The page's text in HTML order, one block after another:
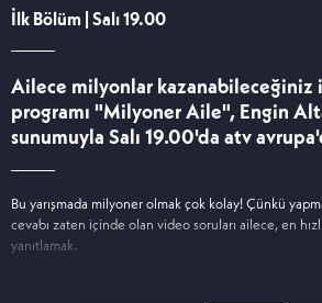
İlk Bölüm | Salı 19.00
Ailece milyonlar kazanabileceğiniz
programı "Milyoner Aile", Engin
sunumuyla Salı 19.00'da atv
Bu yarışmada milyoner olmak çok kolay! Çünkü
cevabı zaten içinde olan video soruları ailece, en
yanıtlamak.